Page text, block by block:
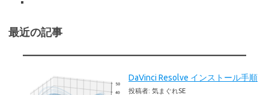
最近の記事
DaVinci Resolve インストール手順
投稿者: 気まぐれSE